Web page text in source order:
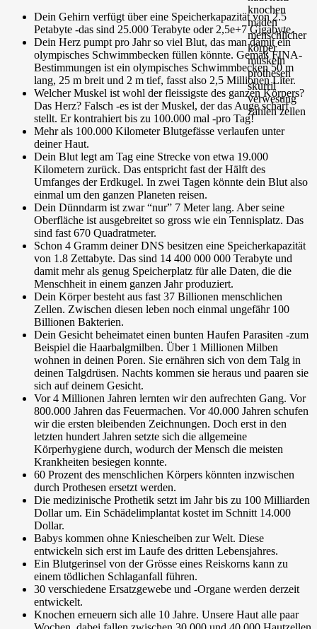
Dein Gehirn verfügt über eine Speicherkapazität von2.5
Petabyte -das sind 25.000 Terabyte oder 2,5e+7 Gigabyte.
Dein Herz pumpt pro Jahr so viel Blut, das man damit ein
olympisches Schwimmbecken füllen könnte. Gemäß FINA-
Bestimmungen ist ein olympisches Schwimmbecken 50 m
lang, 25 m breit und 2 m tief, fasst also 2,5 Millionen Liter.
Welcher Muskel ist wohl der fleissigste des ganzen Körpers?
Das Herz? Falsch -es ist der Muskel, der das Auge scharf
stellt. Er kontrahiert bis zu 100.000 mal -pro Tag!
Mehr als 100.000 KilometerBlutgefässe verlaufen unter
deiner Haut.
Dein Blut legt am Tag eine Strecke von etwa 19.000
Kilometern zurück. Das entspricht fast der Hälft des
Umfanges der Erdkugel. In zwei Tagen könnte dein Blut also
einmal um den ganzen Planeten reisen.
Dein Dünndarm ist zwar “nur” 7 Meter lang. Aber seine
Oberfläche ist ausgebreitet so gross wie ein Tennisplatz. Das
sind fast 670 Quadratmeter.
Schon 4 Gramm deiner DNS besitzen eine Speicherkapazität
von 1.8 Zettabyte. Das sind 14 400 000 000 Terabyte und
damit mehr als genug Speicherplatz für alle Daten, die die
Menschheit in einem ganzen Jahr produziert.
Dein Körper besteht aus fast 37 Billionen menschlichen
Zellen. Zwischen diesen leben noch einmal ungefähr 100
Billionen Bakterien.
Dein Gesicht beheimatet einen bunten Haufen Parasiten -zum
Beispiel die Haarbalgmilben. Über 1 Millionen Milben
wohnen in deinen Poren. Sie ernähren sich von dem Talg in
deinen Talgdrüsen. Nachts kommen sie heraus und paaren sie
sich auf deinem Gesicht.
Vor 4 Millionen Jahren lernten wir den aufrechten Gang. Vor
800.000 Jahren das Feuermachen. Vor 40.000 Jahren schufen
wir die ersten bleibenden Zeichnungen. Doch erst in den
letzten hundert Jahren setzte sich die allgemeine
Körperhygiene durch, wodurch der Mensch die meisten
Krankheiten besiegen konnte.
60 Prozent des menschlichen Körpers könnten inzwischen
durch Prothesen ersetzt werden.
Die medizinische Prothetik setzt im Jahr bis zu 100 Milliarden
Dollarum. Ein Schädelimplantat kostet im Schnitt 14.000
Dollar.
Babys kommen ohne Kniescheiben zur Welt. Diese
entwickeln sich erst im Laufe des dritten Lebensjahres.
Ein Blutgerinsel von derGrösse eines Reiskorns kann zu
einem tödlichen Schlaganfall führen.
30 verschiedene Ersatzgewebe und -Organe werden derzeit
entwickelt.
Knochen erneuern sich alle 10 Jahre. Unsere Haut alle paar